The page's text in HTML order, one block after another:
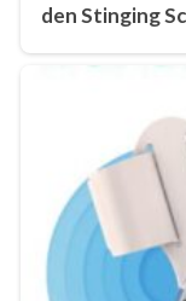
den Stinging